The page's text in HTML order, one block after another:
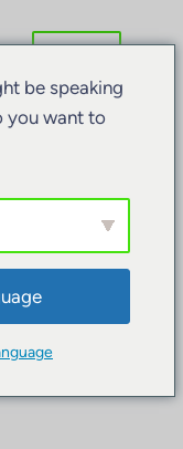
be speaking
you want to